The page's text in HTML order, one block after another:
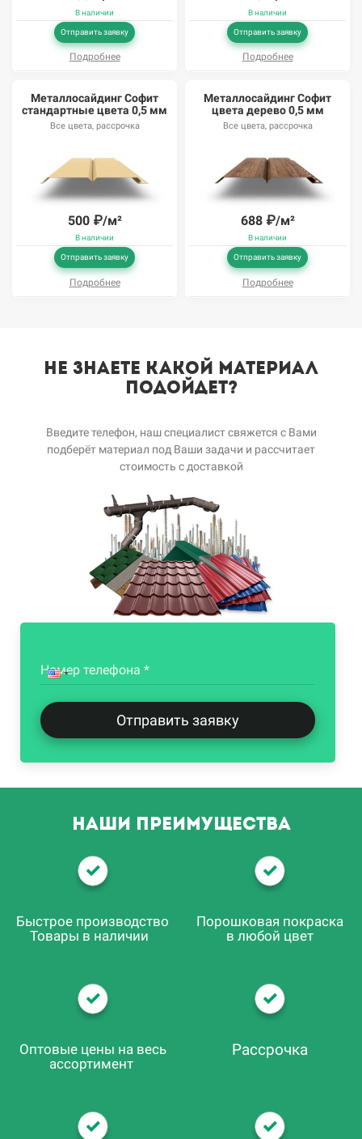
В наличии
Отправить заявку
Подробнее
В наличии
Отправить заявку
Подробнее
Металлосайдинг Софит
стандартные цвета 0,5 мм
Все цвета, рассрочка
500₽/м²
В наличии
Отправить заявку
Подробнее
Металлосайдинг Софит
цвета дерево 0,5 мм
Все цвета, рассрочка
688₽/м²
В наличии
Отправить заявку
Подробнее
Не знаете какой Материал
подойдет?
Введите телефон, наш специалист свяжется с Вами
подберёт материал под Ваши задачи и рассчитает
стоимость с доставкой
Номер телефона *
Отправить заявку
Наши преимущества
Быстрое производство
Товары в наличии
Порошковая покраска
в любой цвет
Оптовые цены на весь
ассортимент
Рассрочка